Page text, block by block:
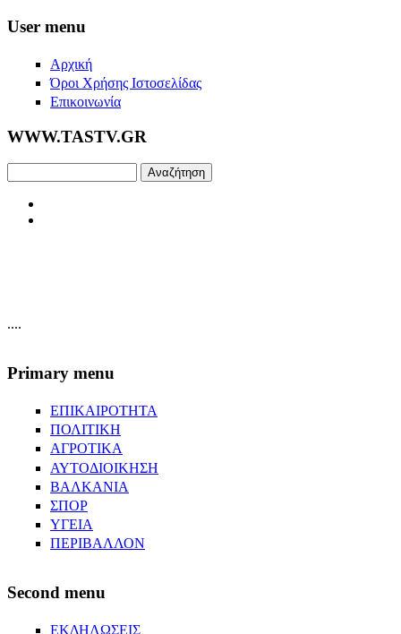
Skip to main content
User menu
Αρχική
Όροι Χρήσης Ιστοσελίδας
Επικοινωνία
WWW.TASTV.GR
....
Primary menu
ΕΠΙΚΑΙΡΟΤΗΤΑ
ΠΟΛΙΤΙΚΗ
ΑΓΡΟΤΙΚΑ
ΑΥΤΟΔΙΟΙΚΗΣΗ
ΒΑΛΚΑΝΙΑ
ΣΠΟΡ
ΥΓΕΙΑ
ΠΕΡΙΒΑΛΛΟΝ
Second menu
ΕΚΔΗΛΩΣΕΙΣ